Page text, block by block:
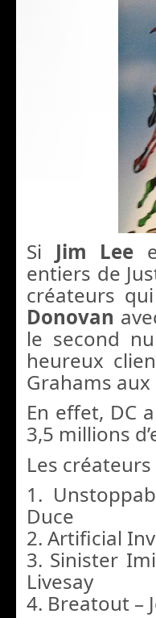
Si Jim Lee
entiers de
créateurs
Donovan
le second
heureux
Grahams aux
En effet, DC
3,5 millions
Les
1.
Duce
2. Artificial
3. Sinister
Livesay
4. Breatout –